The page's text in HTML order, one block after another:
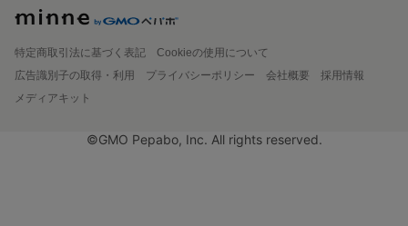
特定商取引法に基づく表記
Cookieの使用について
広告識別子の取得・利用
プライバシーポリシー 会社概要
採用情報
メディアキット
©GMO Pepabo, Inc. All rights reserved.